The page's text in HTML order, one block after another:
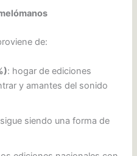
de:
: hogar de ediciones
y amantes del sonido
siendo una forma de